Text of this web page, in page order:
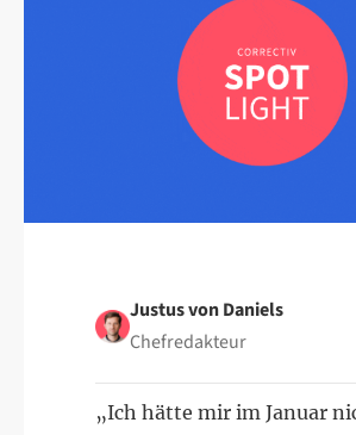
Justus von Daniels
Chefredakteur
„Ich hätte mir im Januar